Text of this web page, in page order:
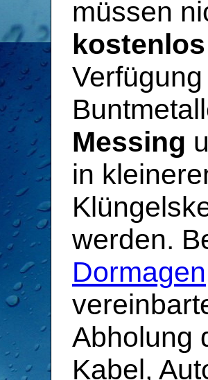
müssen
Messing
in
werden.
Dormagen
Abholung
Kabel,